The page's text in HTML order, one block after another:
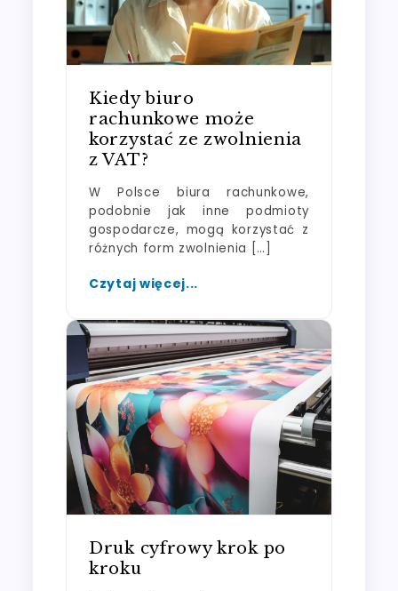
Kiedy biuro
rachunkowe może
korzystać ze zwolnienia
z VAT?
W Polsce biura rachunkowe,
podobnie jak inne podmioty
gospodarcze, mogą korzystać z
różnych form zwolnienia […]
Czytaj więcej...
Druk cyfrowy krok po
kroku